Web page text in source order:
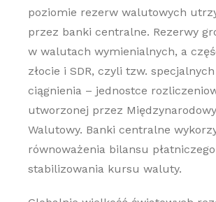
poziomie rezerw walutowych
przez banki centralne. Rezerwy
w walutach wymienialnych, a
złocie i SDR, czyli tzw.
ciągnienia – jednostce
utworzonej przez
Walutowy. Banki centralne
równoważenia bilansu
stabilizowania kursu waluty.